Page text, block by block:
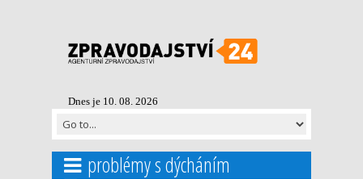
Dnes je 10. 08. 2026
problémy s dýcháním